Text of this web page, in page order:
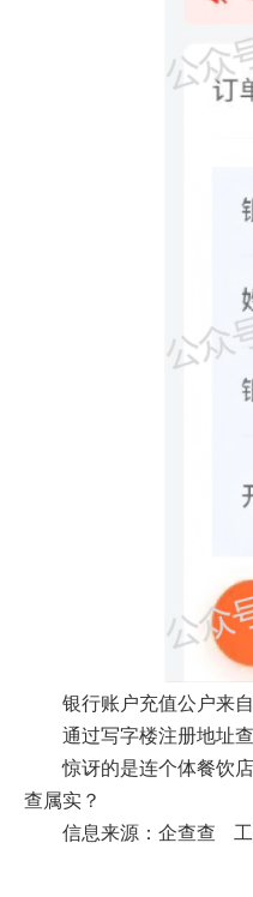
银行账户充值公户来
通过写字楼注册地址
惊讶的是连个体餐饮
查属实？
信息来源：企查查